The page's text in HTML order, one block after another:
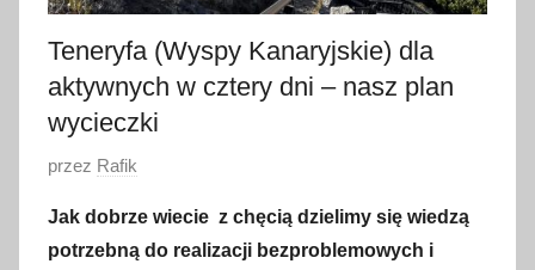
Teneryfa (Wyspy Kanaryjskie) dla
aktywnych w cztery dni – nasz plan
wycieczki
O
u
b
przez Rafik
Jak dobrze wiecie z chęcią dzielimy się wiedzą
potrzebną do realizacji bezproblemowych i